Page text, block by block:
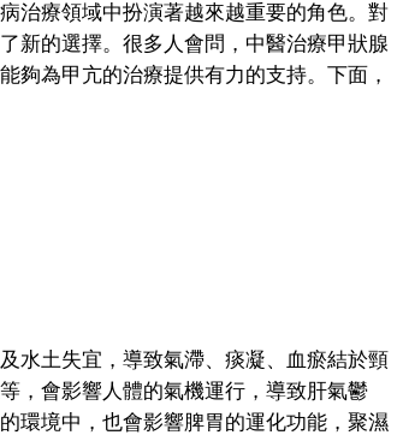
治療領域中扮演著越來越重要的角色。對
新的選擇。很多人會問，中醫治療甲狀腺
夠為甲亢的治療提供有力的支持。下面，
土失宜，導致氣滯、痰凝、血瘀結於頸
，會影響人體的氣機運行，導致肝氣鬱
環境中，也會影響脾胃的運化功能，聚濕